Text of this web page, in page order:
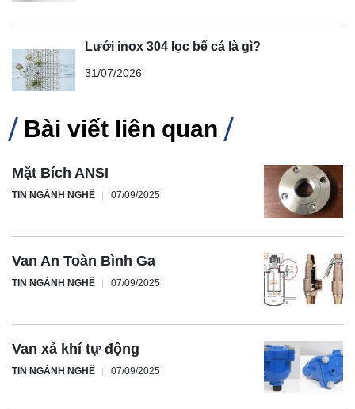
Lưới inox 304 lọc bể cá là gì?
31/07/2026
Bài viết liên quan
Mặt Bích ANSI
TIN NGÀNH NGHỀ 07/09/2025
Van An Toàn Bình Ga
TIN NGÀNH NGHỀ 07/09/2025
Van xả khí tự động
TIN NGÀNH NGHỀ 07/09/2025